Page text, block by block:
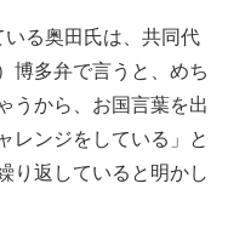
る奥田氏は、共同代
博多弁で言うと、めち
うから、お国言葉を出
レンジをしている」と
り返していると明かし